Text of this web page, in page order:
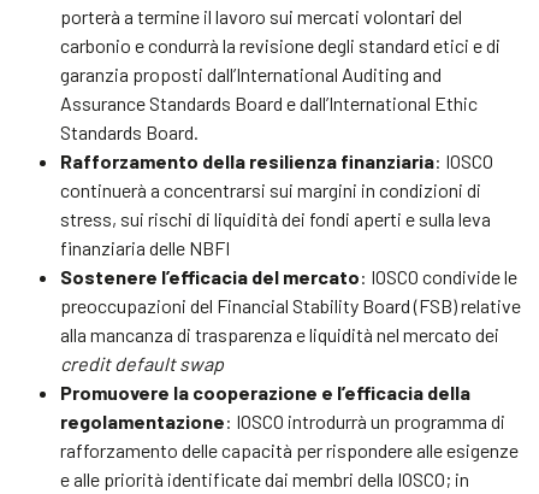
porterà a termine il lavoro sui mercati volontari del
carbonio e condurrà la revisione degli standard etici e di
garanzia proposti dall’International Auditing and
Assurance Standards Board e dall’International Ethic
Standards Board.
Rafforzamento della resilienza finanziaria: IOSCO
continuerà a concentrarsi sui margini in condizioni di
stress, sui rischi di liquidità dei fondi aperti e sulla leva
finanziaria delle NBFI
Sostenere l’efficacia del mercato: IOSCO condivide le
preoccupazioni del Financial Stability Board (FSB) relative
alla mancanza di trasparenza e liquidità nel mercato dei
credit default swap
Promuovere la cooperazione e l’efficacia della
regolamentazione: IOSCO introdurrà un programma di
rafforzamento delle capacità per rispondere alle esigenze
e alle priorità identificate dai membri della IOSCO; in